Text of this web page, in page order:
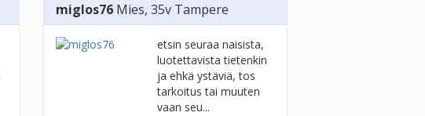
miglos76 Mies, 35v Tampere
etsin seuraa naisista,
luotettavista tietenkin
ja ehkä ystäviä, tos
tarkoitus tai muuten
vaan seu...